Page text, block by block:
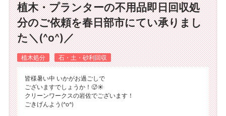
植木・プランターの不用品即日回収処
分のご依頼を春日部市にてい承りまし
た＼(^o^)／
植木処分 石・土・砂利回収
皆様暑い中 いかがお過ごしで
ございますでしょうか！🥵☀️
クリーンワークスの岩佐でございます！
ごきげんよう(^o^)